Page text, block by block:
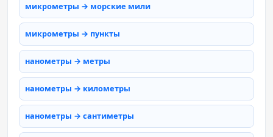
микрометры → морские мили
микрометры → пункты
нанометры → метры
нанометры → километры
нанометры → сантиметры